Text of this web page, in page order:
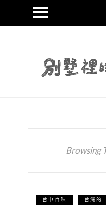
Browsing
台中百味 台灣的